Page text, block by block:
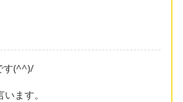
す(^^)/
ます。